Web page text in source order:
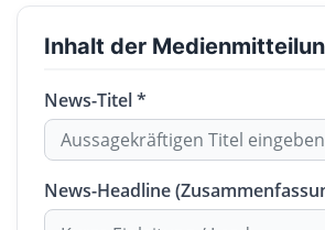
Inhalt der
News-Titel *
News-Headline